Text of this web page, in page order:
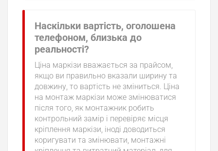
Наскільки вартість, оголошена
телефоном, близька до
реальності?
Ціна маркізи вважається за прайсом,
якщо ви правильно вказали ширину та
довжину, то вартість не зміниться. Ціна
на монтаж маркізи може змінюватися
після того, як монтажник робить
контрольний замір і перевіряє місця
кріплення маркізи, іноді доводиться
коригувати та змінювати, монтажні